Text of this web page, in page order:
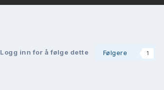
Logg inn for å følge dette Følgere 1